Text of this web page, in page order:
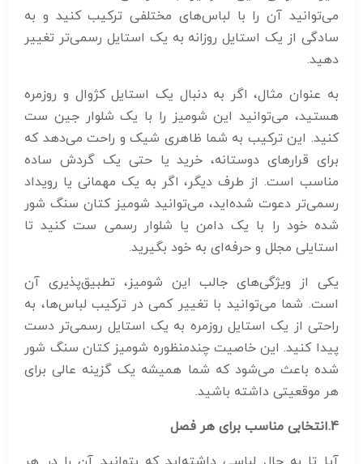
می‌توانید آن را با لباس‌های مختلفی ترکیب کنید و به
سادگی از یک استایل روزانه به یک استایل رسمی‌تر تغییر
دهید.
به عنوان مثال، اگر به دنبال یک استایل کژوال و روزمره
هستید، می‌توانید این شومیز را با یک شلوار جین ست
کنید. این ترکیب به شما ظاهری شیک و راحت می‌دهد که
برای قرارهای دوستانه، خرید یا حتی یک گردش ساده
مناسب است. از طرف دیگر، اگر به یک مهمانی یا رویداد
رسمی‌تر دعوت شده‌اید، می‌توانید شومیز کتان سنگ شور
شده خود را با یک دامن یا شلوار رسمی ست کنید تا
استایلی مجلل و حرفه‌ای به خود بگیرید.
یکی از ویژگی‌های جالب این شومیز، تطبیق‌پذیری آن
است. شما می‌توانید با تغییر کمی در ترکیب لباس‌ها، به
راحتی از یک استایل روزمره به یک استایل رسمی‌تر دست
پیدا کنید. این خاصیت چندمنظوره شومیز کتان سنگ شور
شده باعث می‌شود که شما همیشه یک گزینه عالی برای
هر موقعیتی داشته باشید.
4.انتخابی مناسب برای هر فصل